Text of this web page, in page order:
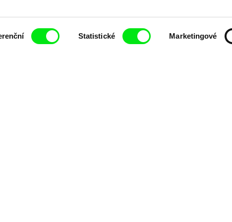
Statistické Marketingové
7 klíčových evropských festivalů